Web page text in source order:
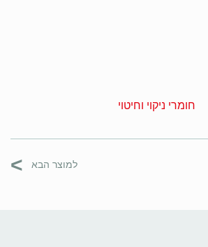
חומרי ניקוי וחיטוי
למוצר הבא >